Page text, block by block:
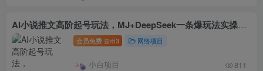
AI小说推文高阶起号玩法，MJ+DeepSeek一条爆玩法实操全流程
会员免费 云币3 网络项目
小白项目 811